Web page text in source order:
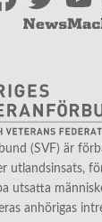
(SVF) är
utlandsinsats,
utsatta
anhörigas